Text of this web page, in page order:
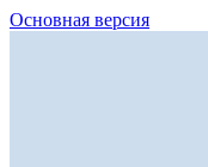
Основная версия